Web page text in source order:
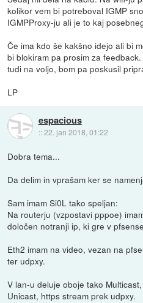
kolikor vem bi potreboval IGMP
IGMPProxy-ju ali je to kaj
Če ima kdo še kakšno idejo ali bi
bi blokiram pa prosim za
tudi na voljo, bom pa poskusil
LP
espacious
::22. jan 2018, 01:22
Dobra tema...
Da delim in vprašam ker se
Sam imam Si0L tako speljan:
Na routerju (vzpostavi pppoe)
določen notranji ip, ki gre v
Eth2 imam na video, vezan na
ter udpxy.
V lan-u deluje oboje tako
Unicast, https stream prek udpxy.